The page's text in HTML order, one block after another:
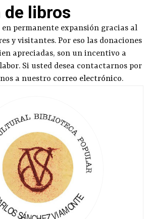
de libros
permanente expansión gracias al
y visitantes. Por eso las donaciones
apreciadas, son un incentivo a
Si usted desea contactarnos por
a nuestro correo electrónico.